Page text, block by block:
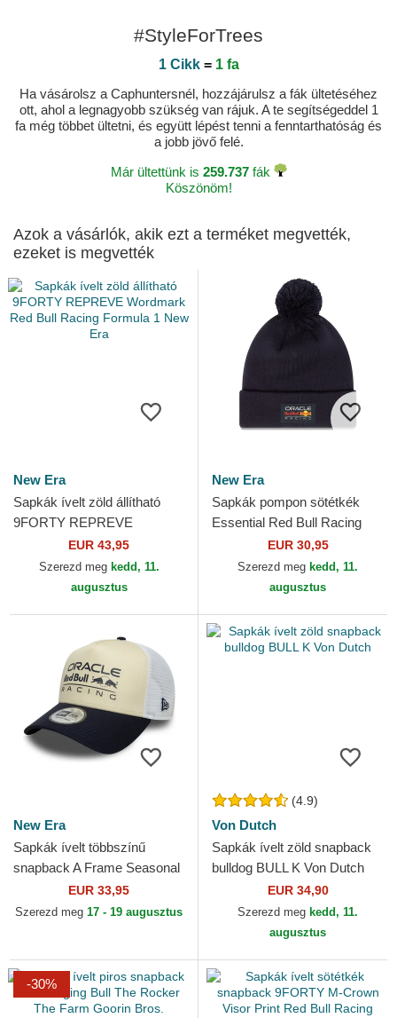
#StyleForTrees
1 Cikk= 1 fa
Ha vásárolsz a Caphuntersnél, hozzájárulsz a fák ültetéséhez
ott, ahol a legnagyobb szükség van rájuk. A te segítségeddel 1
fa még többet ültetni, és együtt lépést tenni a fenntarthatóság és
a jobb jövő felé.
Már ültettünk is 259.737fák
Köszönöm!
Azok a vásárlók, akik ezt a terméket megvették,
ezeket is megvették
New Era
Sapkák ívelt zöld állítható
9FORTY REPREVE
Wordmark Red Bull Racing
Formula 1 New Era
EUR 43,95
Szerezd meg kedd, 11.
augusztus
New Era
Sapkák pompon sötétkék
Essential Red Bull Racing
Formula 1 New Era
EUR 30,95
Szerezd meg kedd, 11.
augusztus
New Era
Sapkák ívelt többszínű
snapback A Frame Seasonal
Red Bull Racing Formula 1
New Era
EUR 33,95
Szerezd meg 17 - 19 augusztus
(4.9)
Von Dutch
Sapkák ívelt zöld snapback
bulldog BULL K Von Dutch
EUR 34,90
Szerezd meg kedd, 11.
augusztus
-30%